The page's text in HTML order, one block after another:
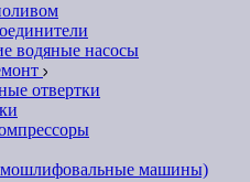
водяные насосы
отвертки
машины)